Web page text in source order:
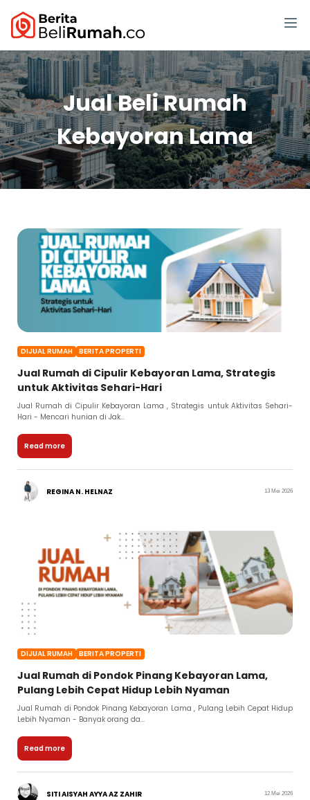
Jual Beli Rumah
Kebayoran Lama
DIJUAL RUMAH BERITA PROPERTI
Jual Rumah di Cipulir Kebayoran Lama, Strategis
untuk Aktivitas Sehari-Hari
Jual Rumah di Cipulir Kebayoran Lama , Strategis untuk Aktivitas Sehari-
Hari - Mencari hunian di Jak...
Read more
REGINA N. HELNAZ 13 Mei 2026
DIJUAL RUMAH BERITA PROPERTI
Jual Rumah di Pondok Pinang Kebayoran Lama,
Pulang Lebih Cepat Hidup Lebih Nyaman
Jual Rumah di Pondok Pinang Kebayoran Lama , Pulang Lebih Cepat Hidup
Lebih Nyaman - Banyak orang da...
Read more
SITI AISYAH AYYA AZ ZAHIR 12 Mei 2026